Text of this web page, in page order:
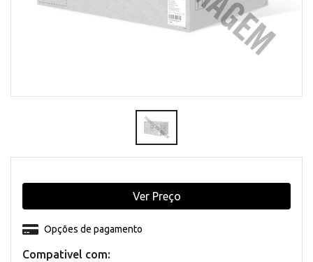
Compativel com:
Opções de pagamento
Ver Preço